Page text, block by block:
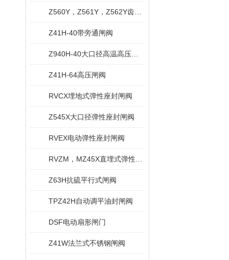
Z41H-40带旁通闸阀
Z41H-64高压闸阀
RVCX埋地式弹性座封闸阀
Z545X大口径弹性座封闸阀
RVEX电动弹性座封闸阀
Z63H抗硫平行式闸阀
TPZ42H自动调平油封闸阀
DSF电动扇形闸门
Z41W法兰式不锈钢闸阀